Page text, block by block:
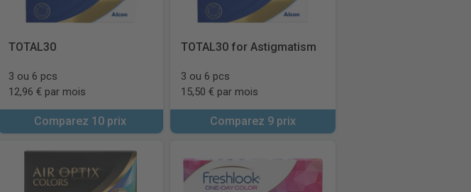
TOTAL30
3 ou 6 pcs
12,96 € par mois
Comparez 10 prix
TOTAL30 for Astigmatism
3 ou 6 pcs
15,50 € par mois
Comparez 9 prix